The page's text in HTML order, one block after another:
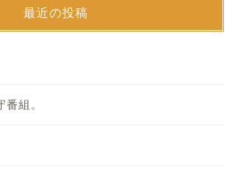
最近の投稿
組。